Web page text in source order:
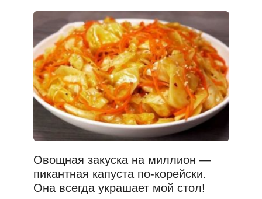
Овощная закуска на миллион —
пикантная капуста по-корейски.
Она всегда украшает мой стол!